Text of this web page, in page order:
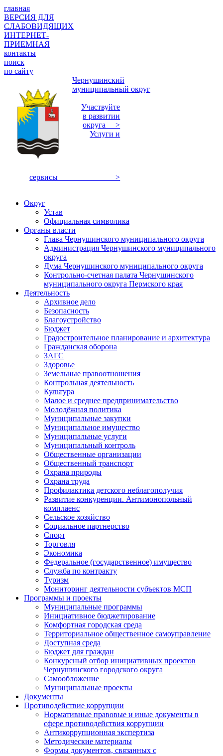
главная
ВЕРСИЯ ДЛЯ
СЛАБОВИДЯЩИХ
ИНТЕРНЕТ-
ПРИЕМНАЯ
контакты
поиск
по сайту
Чернушинский
муниципальный округ
Участвуйте
в развитии
округа >
Услуги и
сервисы >
Округ
Устав
Официальная символика
Органы власти
Глава Чернушинского муниципального округа
Администрация Чернушинского муниципального
округа
Дума Чернушинского муниципального округа
Контрольно-счетная палата Чернушинского
муниципального округа Пермского края
Деятельность
Архивное дело
Безопасность
Благоустройство
Бюджет
Градостроительное планирование и архитектура
Гражданская оборона
ЗАГС
Здоровье
Земельные правоотношения
Контрольная деятельность
Культура
Малое и среднее предпринимательство
Молодёжная политика
Муниципальные закупки
Муниципальное имущество
Муниципальные услуги
Муниципальный контроль
Общественные организации
Общественный транспорт
Охрана природы
Охрана труда
Профилактика детского неблагополучия
Развитие конкуренции. Антимонопольный
комплаенс
Сельское хозяйство
Социальное партнерство
Спорт
Торговля
Экономика
Федеральное (государственное) имущество
Служба по контракту
Туризм
Мониторинг деятельности субъектов МСП
Программы и проекты
Муниципальные программы
Инициативное бюджетирование
Комфортная городская среда
Территориальное общественное самоуправление
Доступная среда
Бюджет для граждан
Конкурсный отбор инициативных проектов
Чернушинского городского округа
Самообложение
Муниципальные проекты
Документы
Противодействие коррупции
Нормативные правовые и иные документы в
сфере противодействия коррупции
Антикоррупционная экспертиза
Методические материалы
Формы документов, связанных с